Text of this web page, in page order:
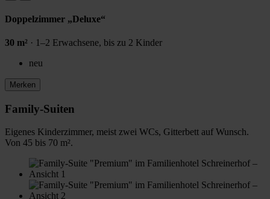
Doppelzimmer „Deluxe“
30 m² · 1–2 Erwachsene, bis zu 2 Kinder
neu
Merken
Family-Suiten
Eigenes Kinderzimmer, meist zwei WCs, Gitterbett auf Wunsch.
Von 45 bis 70 m².